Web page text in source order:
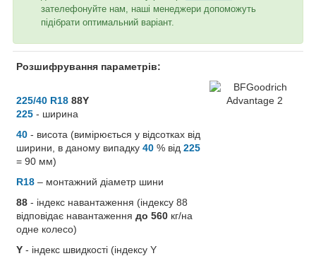
зателефонуйте нам, наші менеджери допоможуть
підібрати оптимальний варіант.
Розшифрування параметрів:
225/40 R18 88Y
225 - ширина
40 - висота (вимірюється у відсотках від
ширини, в даному випадку 40 % від 225
= 90 мм)
R18 – монтажний діаметр шини
88 - індекс навантаження (індексу 88
відповідає навантаження до 560 кг/на
одне колесо)
Y - індекс швидкості (індексу Y